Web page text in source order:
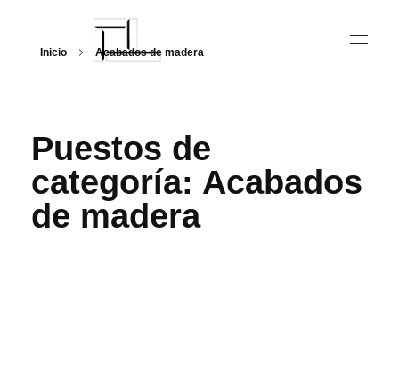
Inicio Acabados de madera
Puestos de
categoría: Acabados
de madera